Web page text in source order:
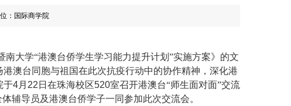
：国际商学院
南大学“港澳台侨学生学习能力提升计划”实施方案》的文
澳台同胞与祖国在此次抗疫行动中的协作精神，深化港
于4月 22 日在珠海校区520室召开港澳台“师生面对面”交流
辅导员及港澳台侨学子一同参加此次交流会。